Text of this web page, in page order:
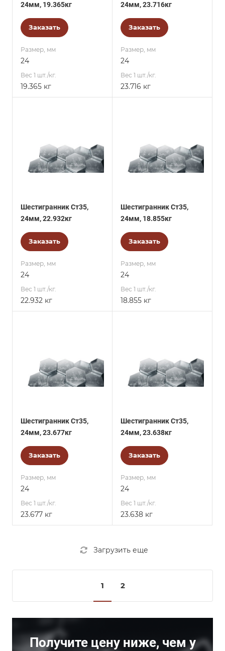
24мм, 19.365кг
Заказать
Размер, мм
24
Вес 1 шт./кг.
19.365 кг
24мм, 23.716кг
Заказать
Размер, мм
24
Вес 1 шт./кг.
23.716 кг
Шестигранник Ст35,
24мм, 22.932кг
Заказать
Размер, мм
24
Вес 1 шт./кг.
22.932 кг
Шестигранник Ст35,
24мм, 18.855кг
Заказать
Размер, мм
24
Вес 1 шт./кг.
18.855 кг
Шестигранник Ст35,
24мм, 23.677кг
Заказать
Размер, мм
24
Вес 1 шт./кг.
23.677 кг
Шестигранник Ст35,
24мм, 23.638кг
Заказать
Размер, мм
24
Вес 1 шт./кг.
23.638 кг
Загрузить еще
1 2
Получите цену ниже, чем у